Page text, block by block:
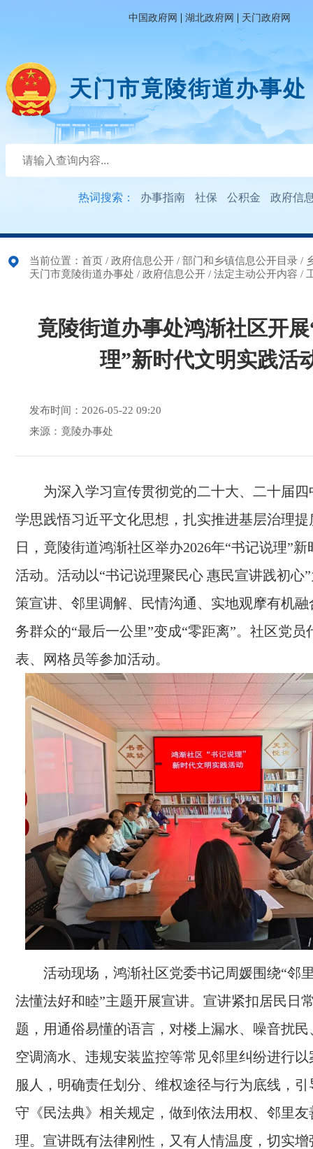
中国政府网 | 湖北政府网 | 天门政府网
天门市竟陵街道办事处
热词搜索： 办事指南 社保 公积金 政府信
当前位置： 首页 / 政府信息公开 / 部门和乡镇信息公开目录 /
天门市竟陵街道办事处 / 政府信息公开 / 法定主动公开内容 /
竟陵街道办事处鸿渐社区开
理”新时代文明实践活
发布时间：2026-05-22 09:20
来源：竟陵办事处
为深入学习宣传贯彻党的二十大、二十届
学思践悟习近平文化思想，扎实推进基层治理提
日，竟陵街道鸿渐社区举办2026年“书记说理”
活动。活动以“书记说理聚民心 惠民宣讲践初心
策宣讲、邻里调解、民情沟通、实地观摩有机
务群众的“最后一公里”变成“零距离”。社区党员
表、网格员等参加活动。
活动现场，鸿渐社区党委书记周媛围绕“邻
法懂法好和睦”主题开展宣讲。宣讲紧扣居民日
题，用通俗易懂的语言，对楼上漏水、噪音扰
空调滴水、违规安装监控等常见邻里纠纷进行
服人，明确责任划分、维权途径与行为底线，
守《民法典》相关规定，做到依法用权、邻里友
理。宣讲既有法律刚性，又有人情温度，切实